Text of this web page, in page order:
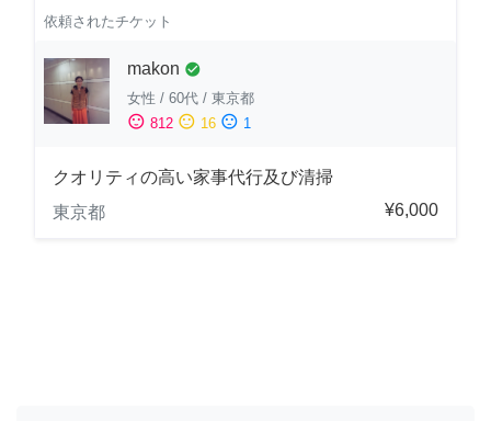
依頼されたチケット
makon check_circle
女性 / 60代 / 東京都
sentiment_satisfied 812 sentiment_neutral 16 sentiment_dissatisfied 1
クオリティの高い家事代行及び清掃
東京都
¥6,000